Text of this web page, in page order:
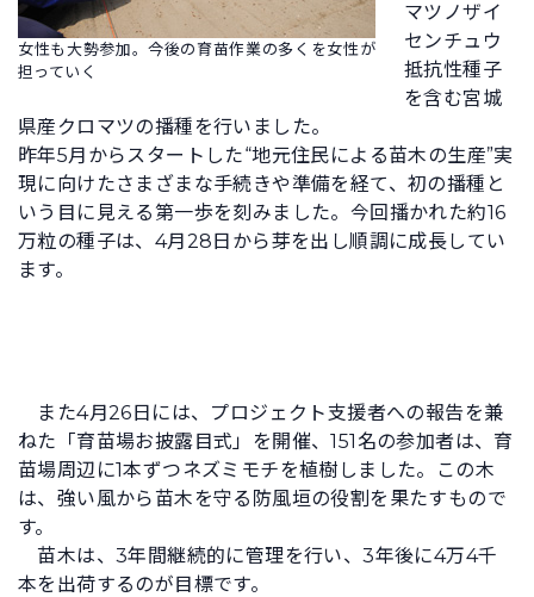
女性も大勢参加。今後の育苗作業の多くを女性が
担っていく
マツノザイ
センチュウ
抵抗性種子
を含む宮城
県産クロマツの播種を行いました。
昨年5月からスタートした“地元住民による苗木の生産”実
現に向けたさまざまな手続きや準備を経て、初の播種と
いう目に見える第一歩を刻みました。今回播かれた約16
万粒の種子は、4月28日から芽を出し順調に成長してい
ます。
また4月26日には、プロジェクト支援者への報告を兼
ねた「育苗場お披露目式」を開催、151名の参加者は、育
苗場周辺に1本ずつネズミモチを植樹しました。この木
は、強い風から苗木を守る防風垣の役割を果たすもので
す。
苗木は、3年間継続的に管理を行い、3年後に4万4千
本を出荷するのが目標です。